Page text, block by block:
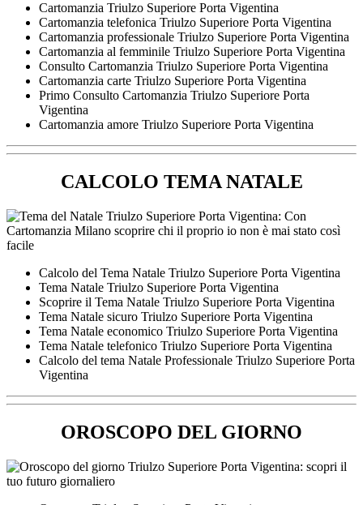
Cartomanzia Triulzo Superiore Porta Vigentina
Cartomanzia telefonica Triulzo Superiore Porta Vigentina
Cartomanzia professionale Triulzo Superiore Porta Vigentina
Cartomanzia al femminile Triulzo Superiore Porta Vigentina
Consulto Cartomanzia Triulzo Superiore Porta Vigentina
Cartomanzia carte Triulzo Superiore Porta Vigentina
Primo Consulto Cartomanzia Triulzo Superiore Porta
Vigentina
Cartomanzia amore Triulzo Superiore Porta Vigentina
CALCOLO TEMA NATALE
Calcolo del Tema Natale Triulzo Superiore Porta Vigentina
Tema Natale Triulzo Superiore Porta Vigentina
Scoprire il Tema Natale Triulzo Superiore Porta Vigentina
Tema Natale sicuro Triulzo Superiore Porta Vigentina
Tema Natale economico Triulzo Superiore Porta Vigentina
Tema Natale telefonico Triulzo Superiore Porta Vigentina
Calcolo del tema Natale Professionale Triulzo Superiore Porta
Vigentina
OROSCOPO DEL GIORNO